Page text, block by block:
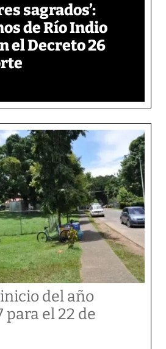
sagrados’:
de Río Indio
el Decreto 26
del año
para el 22 de